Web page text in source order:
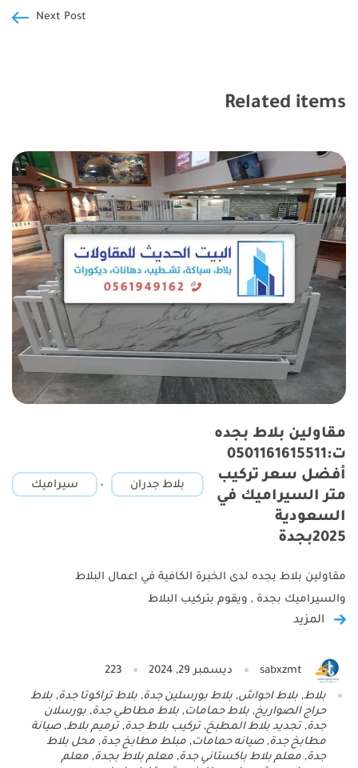
Next Post
Related items
بلاط جدران , سيراميك
مقاولين بلاط بجده
ت:0501161615511
أفضل سعر تركيب
متر السيراميك في
السعودية
2025بجدة
مقاولين بلاط بجده لدى الخبرة الكافية في اعمال البلاط
والسيراميك بجدة , ويقوم بتركيب البلاط
المزيد
sabxzmt ديسمبر 29, 2024 223
بلاط, بلاط احواش, بلاط بورسلين جدة, بلاط تراكوتا جدة, بلاط
حراج الصواريخ, بلاط حمامات, بلاط مطاطي جدة, بورسلان
جدة, تجديد بلاط المطبخ, تركيب بلاط جدة, ترميم بلاط,صيانة
مطابخ جدة,صيانه حمامات, مبلط مطابخ جدة, محل بلاط
جدة, معلم بلاط باكستاني جدة, معلم بلاط بجدة, معلم